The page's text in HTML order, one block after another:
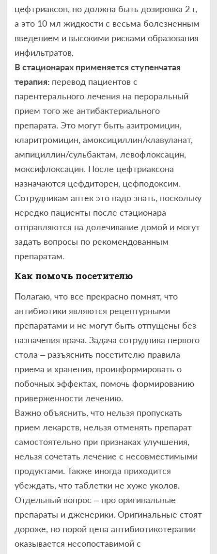
цефтриаксон, но должна быть дозировка 2 г,
а это 10 мл жидкости с весьма болезненным
введением и высокими рисками образования
инфильтратов.
В стационарах применяется ступенчатая
терапия: перевод пациентов с
парентерального лечения на пероральный
прием того же антибактериального
препарата. Это могут быть азитромицин,
кларитромицин, амоксициллин/клавуланат,
ампициллин/сульбактам, левофлоксацин,
моксифлоксацин. После цефтриаксона
назначаются цефдиторен, цефподоксим.
Сотрудникам аптек это надо знать, поскольку
нередко пациенты после стационара
отправляются на долечивание домой и могут
задать вопросы по рекомендованным
препаратам.
Как помочь посетителю
Полагаю, что все прекрасно помнят, что
антибиотики являются рецептурными
препаратами и не могут быть отпущены без
назначения врача. Задача сотрудника первого
стола – разъяснить посетителю правила
приема и хранения, проинформировать о
побочных эффектах, помочь формированию
приверженности лечению.
Важно объяснить, что нельзя пропускать
прием лекарств, нельзя отменять препарат
самостоятельно при признаках улучшения,
нельзя сочетать лечение с несовместимыми
продуктами. Также иногда приходится
убеждать, что таблетки не хуже уколов.
Отдельный вопрос – про оригинальные
препараты и дженерики. Оригинальные стоят
дороже, но порой цена антибиотикотерапии
оказывается несопоставимой с